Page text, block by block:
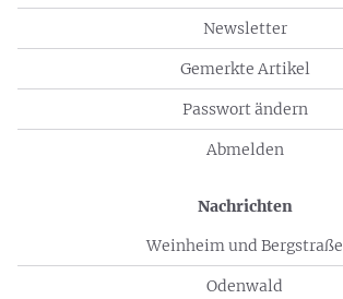
Newsletter
Gemerkte Artikel
Passwort ändern
Abmelden
Nachrichten
Weinheim und Bergstraße
Odenwald